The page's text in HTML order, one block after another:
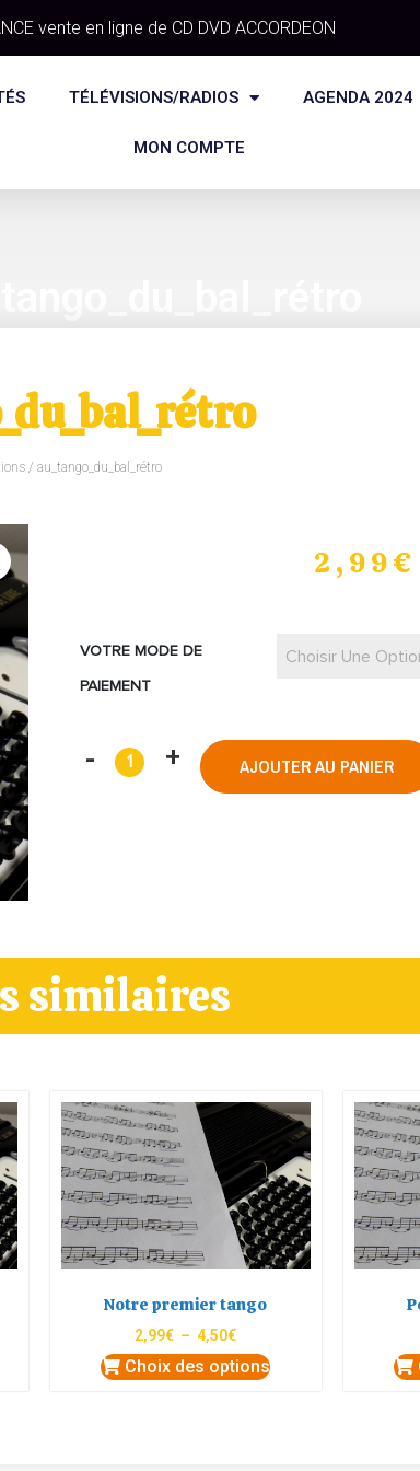
vente en ligne de CD DVD ACCORDEON
TÉLÉVISIONS/RADIOS AGENDA 2024
MON COMPTE
/ au_tango_du_bal_rétro
2,99€
VOTRE MODE DE
PAIEMENT
Choisir Une
AJOUTER AU PANIER
similaires
Notre premier tango
2,99€ – 4,50€
Choix des options